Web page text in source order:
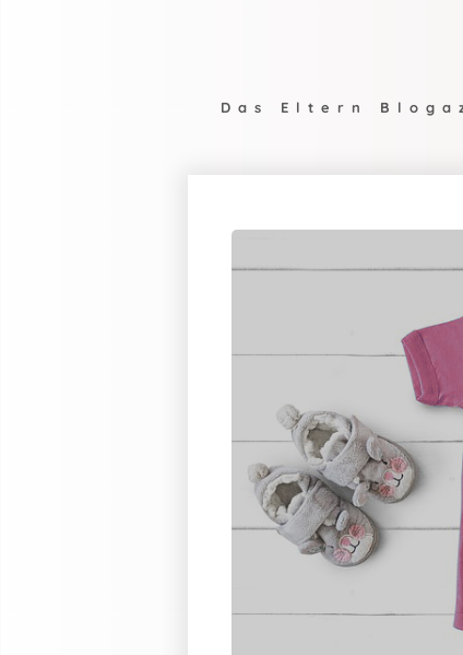
Das Eltern